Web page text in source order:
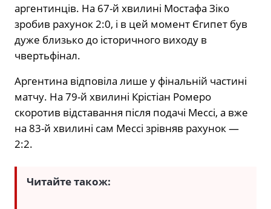
аргентинців. На 67-й хвилині Мостафа Зіко
зробив рахунок 2:0, і в цей момент Єгипет був
дуже близько до історичного виходу в
чвертьфінал.
Аргентина відповіла лише у фінальній частині
матчу. На 79-й хвилині Крістіан Ромеро
скоротив відставання після подачі Мессі, а вже
на 83-й хвилині сам Мессі зрівняв рахунок —
2:2.
Читайте також: